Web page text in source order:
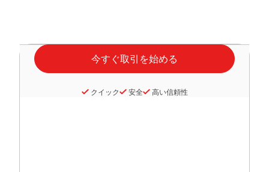
クイック 安全 高い信頼性